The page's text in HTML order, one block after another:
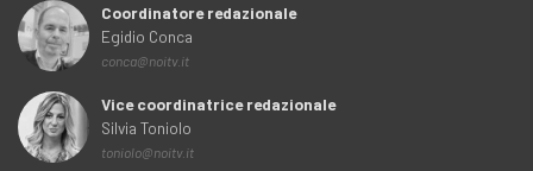
Coordinatore redazionale
Egidio Conca
conca@noitv.it
Vice coordinatrice redazionale
Silvia Toniolo
toniolo@noitv.it